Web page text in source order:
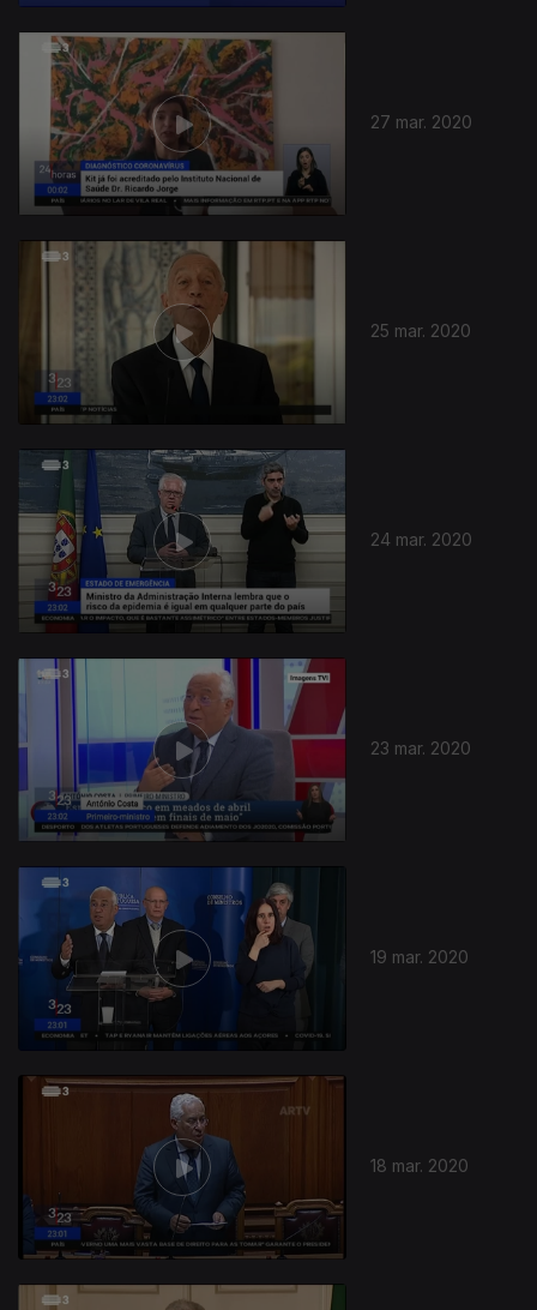
27 mar. 2020
25 mar. 2020
24 mar. 2020
23 mar. 2020
19 mar. 2020
18 mar. 2020